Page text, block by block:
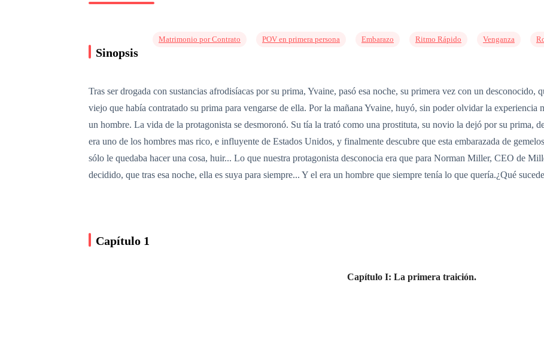
Sinopsis
Matrimonio por Contrato POV en primera persona Embarazo Ritmo Rápido Venganza
Tras ser drogada con sustancias afrodisíacas por su prima, Yvaine, pasó esa noche, su primera vez con un desconocido,
viejo que había contratado su prima para vengarse de ella. Por la mañana Yvaine, huyó, sin poder olvidar la experiencia
un hombre. La vida de la protagonista se desmoronó. Su tía la trató como una prostituta, su novio la dejó por su prima,
era uno de los hombres mas rico, e influyente de Estados Unidos, y finalmente descubre que esta embarazada de
sólo le quedaba hacer una cosa, huir... Lo que nuestra protagonista desconocia era que para Norman Miller, CEO de
decidido, que tras esa noche, ella es suya para siempre... Y el era un hombre que siempre tenía lo que quería.¿Qué
Capítulo 1
Capítulo I: La primera traición.